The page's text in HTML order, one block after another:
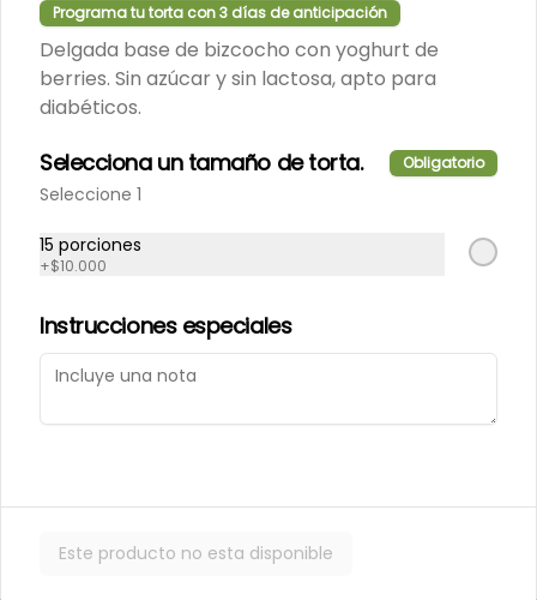
Porción de Kuchen de Nuez
Porción de nuestro tradicional
kuchen de nuez.
Porción de Torta Hojarasca
Capas de hojarasca rellenas con
manjar, plátano y crema de
vainilla.
Alfajores
Programa tu torta con 3 días de anticipación
Delgada base de bizcocho con yoghurt de
berries. Sin azúcar y sin lactosa, apto para
diabéticos.
Selecciona un tamaño de torta. Obligatorio
Seleccione 1
15 porciones
+$10.000
Instrucciones especiales
Este producto no esta disponible